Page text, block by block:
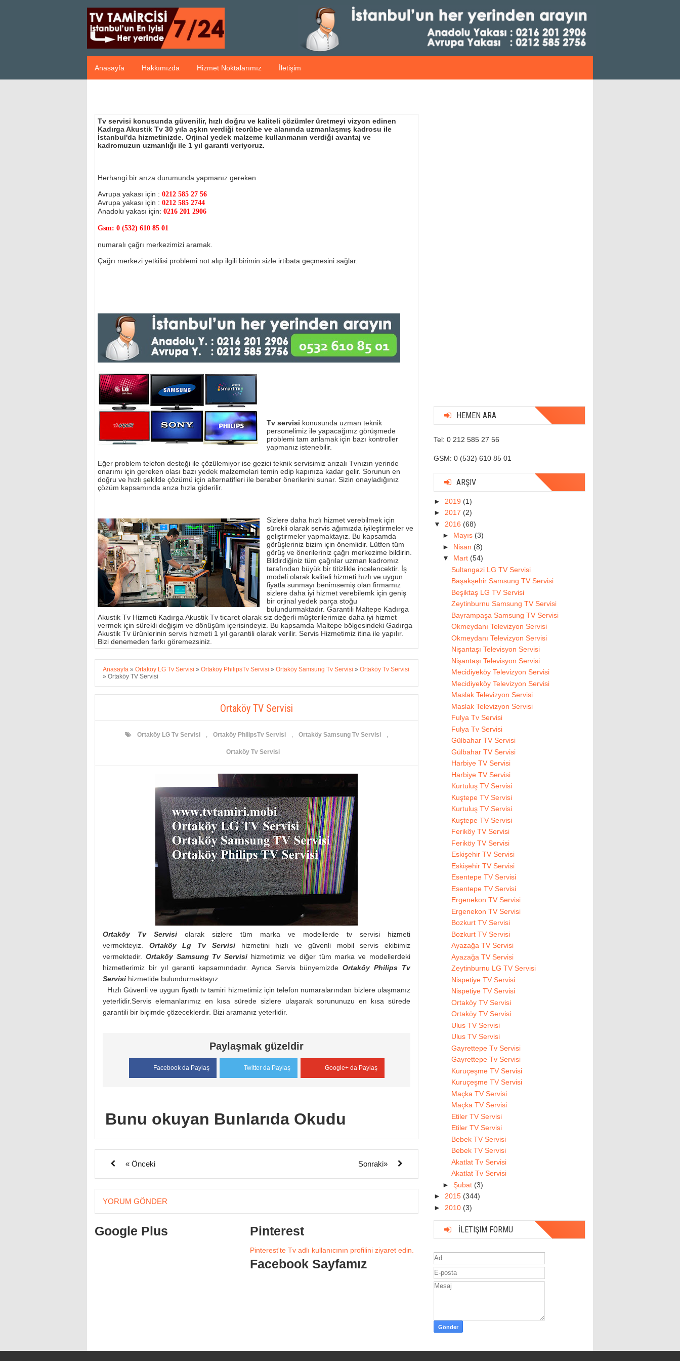
Anasayfa Hakkımızda Hizmet Noktalarımız İletişim
Tv servisi konusunda güvenilir, hızlı doğru ve kaliteli çözümler üretmeyi vizyon edinen
Kadırga Akustik Tv 30 yıla aşkın verdiği tecrübe ve alanında uzmanlaşmış kadrosu ile
İstanbul'da hizmetinizde. Orjinal yedek malzeme kullanmanın verdiği avantaj ve
kadromuzun uzmanlığı ile 1 yıl garanti veriyoruz.
Herhangi bir arıza durumunda yapmanız gereken
Avrupa yakası için : 0212 585 27 56
Avrupa yakası için : 0212 585 2744
Anadolu yakası için: 0216 201 2906
Gsm: 0 (532) 610 85 01
numaralı çağrı merkezimizi aramak.
Çağrı merkezi yetkilisi problemi not alıp ilgili birimin sizle irtibata geçmesini sağlar.
Tv servisi konusunda uzman teknik
personelimiz ile yapacağınız görüşmede
problemi tam anlamak için bazı kontroller
yapmanız istenebilir.
Eğer problem telefon desteği ile çözülemiyor ise gezici teknik servisimiz arızalı Tvnızın yerinde
onarımı için gereken olası bazı yedek malzemelari temin edip kapınıza kadar gelir. Sorunun en
doğru ve hızlı şekilde çözümü için alternatifleri ile beraber önerilerini sunar. Sizin onayladığınız
çözüm kapsamında arıza hızla giderilir.
Sizlere daha hızlı hizmet verebilmek için
sürekli olarak servis ağımızda iyileştirmeler ve
geliştirmeler yapmaktayız. Bu kapsamda
görüşleriniz bizim için önemlidir. Lütfen tüm
görüş ve önerileriniz çağrı merkezime bildirin.
Bildirdiğiniz tüm çağrılar uzman kadromız
tarafından büyük bir titizlikle incelencektir. İş
modeli olarak kaliteli hizmeti hızlı ve uygun
fiyatla sunmayı benimsemiş olan firmamız
sizlere daha iyi hizmet verebilemk için geniş
bir orjinal yedek parça stoğu
bulundurmaktadır. Garantili Maltepe Kadırga
Akustik Tv Hizmeti Kadırga Akustik Tv ticaret olarak siz değerli müşterilerimize daha iyi hizmet
vermek için sürekli değişim ve dönüşüm içerisindeyiz. Bu kapsamda Maltepe bölgesindeki Gadırga
Akustik Tv ürünlerinin servis hizmeti 1 yıl garantili olarak verilir. Servis Hizmetimiz itina ile yapılır.
Bizi denemeden farkı göremezsiniz.
Anasayfa » Ortaköy LG Tv Servisi » Ortaköy PhilipsTv Servisi » Ortaköy Samsung Tv Servisi » Ortaköy Tv Servisi
» Ortaköy TV Servisi
Ortaköy TV Servisi
Ortaköy LG Tv Servisi , Ortaköy PhilipsTv Servisi , Ortaköy Samsung Tv Servisi ,
Ortaköy Tv Servisi
Ortaköy Tv Servisi olarak sizlere tüm marka ve modellerde tv servisi hizmeti
vermekteyiz. Ortaköy Lg Tv Servisihizmetini hızlı ve güvenli mobil servis ekibimiz
vermektedir. OrtaköySamsung Tv Servisi hizmetimiz ve diğer tüm marka ve modellerdeki
hizmetlerimiz bir yıl garanti kapsamındadır. Ayrıca Servis bünyemizde Ortaköy Philips Tv
Servisi hizmetide bulundurmaktayız.
Hızlı Güvenli ve uygun fiyatlı tv tamiri hizmetimiz için telefon numaralarından bizlere ulaşmanız
yeterlidir.Servis elemanlarımız en kısa sürede sizlere ulaşarak sorununuzu en kısa sürede
garantili bir biçimde çözeceklerdir. Bizi aramanız yeterlidir.
Paylaşmak güzeldir
Facebook da Paylaş Twitter da Paylaş Google+ da Paylaş
Bunu okuyan Bunlarıda Okudu
« Önceki Sonraki»
YORUM GÖNDER
Google Plus Pinterest
Pinterest'te Tv adlı kullanıcının profilini ziyaret edin.
Facebook Sayfamız
HEMEN ARA
Tel: 0 212 585 27 56
GSM: 0 (532) 610 85 01
ARŞIV
► 2019 (1)
► 2017 (2)
▼ 2016 (68)
► Mayıs (3)
► Nisan (8)
▼ Mart (54)
Sultangazi LG TV Servisi
Başakşehir Samsung TV Servisi
Beşiktaş LG TV Servisi
Zeytinburnu Samsung TV Servisi
Bayrampaşa Samsung TV Servisi
Okmeydanı Televizyon Servisi
Okmeydanı Televizyon Servisi
Nişantaşı Televisyon Servisi
Nişantaşı Televisyon Servisi
Mecidiyeköy Televizyon Servisi
Mecidiyeköy Televizyon Servisi
Maslak Televizyon Servisi
Maslak Televizyon Servisi
Fulya Tv Servisi
Fulya Tv Servisi
Gülbahar TV Servisi
Gülbahar TV Servisi
Harbiye TV Servisi
Harbiye TV Servisi
Kurtuluş TV Servisi
Kuştepe TV Servisi
Kurtuluş TV Servisi
Kuştepe TV Servisi
Feriköy TV Servisi
Feriköy TV Servisi
Eskişehir TV Servisi
Eskişehir TV Servisi
Esentepe TV Servisi
Esentepe TV Servisi
Ergenekon TV Servisi
Ergenekon TV Servisi
Bozkurt TV Servisi
Bozkurt TV Servisi
Ayazağa TV Servisi
Ayazağa TV Servisi
Zeytinburnu LG TV Servisi
Nispetiye TV Servisi
Nispetiye TV Servisi
Ortaköy TV Servisi
Ortaköy TV Servisi
Ulus TV Servisi
Ulus TV Servisi
Gayrettepe Tv Servisi
Gayrettepe Tv Servisi
Kuruçeşme TV Servisi
Kuruçeşme TV Servisi
Maçka TV Servisi
Maçka TV Servisi
Etiler TV Servisi
Etiler TV Servisi
Bebek TV Servisi
Bebek TV Servisi
Akatlat Tv Servisi
Akatlat Tv Servisi
► Şubat (3)
► 2015 (344)
► 2010 (3)
İLETIŞIM FORMU